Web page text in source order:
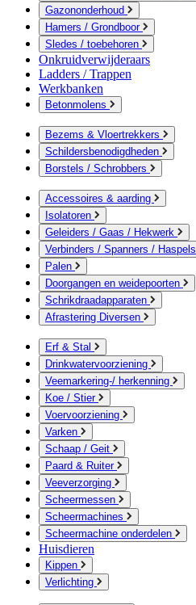
Gazononderhoud
Hamers / Grondboor
Sledes / toebehoren
Onkruidverwijderaars
Ladders / Trappen
Werkbanken
Betonmolens
Bezems & Vloertrekkers
Schildersbenodigdheden
Borstels / Schrobbers
Accessoires & aarding
Isolatoren
Geleiders / Gaas / Hekwerk
Verbinders / Spanners / Haspels
Palen
Doorgangen en weidepoorten
Schrikdraadapparaten
Afrastering Diversen
Erf & Stal
Drinkwatervoorziening
Veemarkering-/ herkenning
Koe / Stier
Voervoorziening
Varken
Schaap / Geit
Paard & Ruiter
Veeverzorging
Scheermessen
Scheermachines
Scheermachine onderdelen
Huisdieren
Kippen
Verlichting